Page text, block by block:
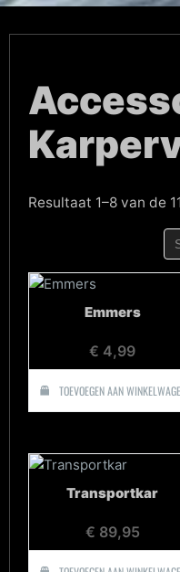
Resultaat 1–8 van de
Emmers
€ 4,99
TOEVOEGEN AAN
Transportkar
€ 89,95